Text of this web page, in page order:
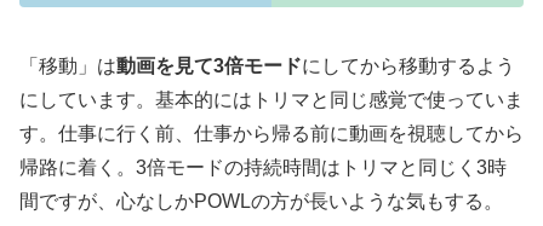
「移動」は動画を見て3倍モードにしてから移動するよう
にしています。基本的にはトリマと同じ感覚で使っていま
す。仕事に行く前、仕事から帰る前に動画を視聴してから
帰路に着く。3倍モードの持続時間はトリマと同じく3時
間ですが、心なしかPOWLの方が長いような気もする。